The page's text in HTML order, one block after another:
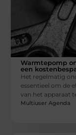
Warmtepomp
een
Het regelmatig
essentieel om de
van het apparaat
Multiuser Agenda